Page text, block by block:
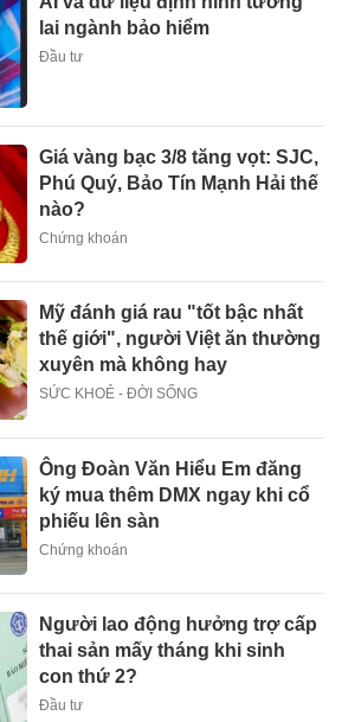
lai ngành bảo hiểm
Đầu tư
Giá vàng bạc 3/8 tăng vọt: SJC,
Phú Quý, Bảo Tín Mạnh Hải thế
nào?
Chứng khoán
Mỹ đánh giá rau "tốt bậc nhất
thế giới", người Việt ăn thường
xuyên mà không hay
SỨC KHOẺ - ĐỜI SỐNG
Ông Đoàn Văn Hiểu Em đăng
ký mua thêm DMX ngay khi cổ
phiếu lên sàn
Chứng khoán
Người lao động hưởng trợ cấp
thai sản mấy tháng khi sinh
con thứ 2?
Đầu tư